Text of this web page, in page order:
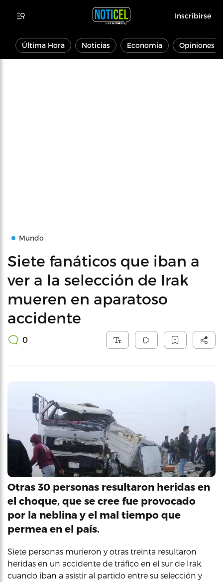
Inscribirse
Última Hora Noticias Economía Opiniones
Mundo
Siete fanáticos que iban a
ver a la selección de Irak
mueren en aparatoso
accidente
0
Otras 30 personas resultaron heridas en
el choque, que se cree fue provocado
por la neblina y el mal tiempo que
permea en el país.
Siete personas murieron y otras treinta resultaron
heridas en un accidente de tráfico en el sur de Irak,
cuando iban a asistir al partido entre su selección y